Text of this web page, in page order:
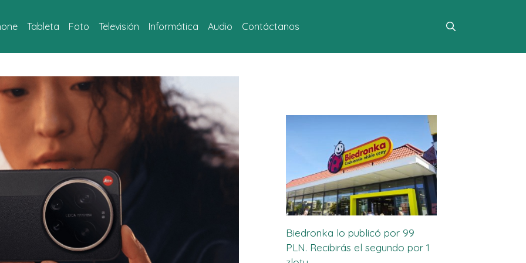
Tableta Foto Televisión Informática Audio Contáctanos
Biedronka lo publicó por 99
PLN. Recibirás el segundo por 1